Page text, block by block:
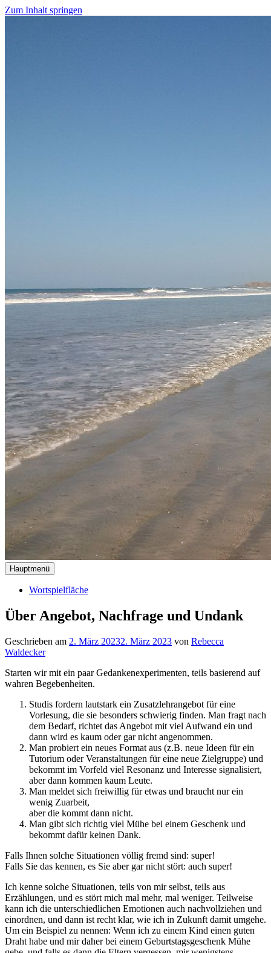
Zum Inhalt springen
Hauptmenü
Wortspielfläche
Über Angebot, Nachfrage und Undank
Geschrieben am 2. März 20232. März 2023 von Rebecca
Waldecker
Starten wir mit ein paar Gedankenexperimenten, teils basierend auf
wahren Begebenheiten.
Studis fordern lautstark ein Zusatzlehrangebot für eine
Vorlesung, die sie besonders schwierig finden. Man fragt nach
dem Bedarf, richtet das Angebot mit viel Aufwand ein und
dann wird es kaum oder gar nicht angenommen.
Man probiert ein neues Format aus (z.B. neue Ideen für ein
Tutorium oder Veranstaltungen für eine neue Zielgruppe) und
bekommt im Vorfeld viel Resonanz und Interesse signalisiert,
aber dann kommen kaum Leute.
Man meldet sich freiwillig für etwas und braucht nur ein
wenig Zuarbeit,
aber die kommt dann nicht.
Man gibt sich richtig viel Mühe bei einem Geschenk und
bekommt dafür keinen Dank.
Falls Ihnen solche Situationen völlig fremd sind: super!
Falls Sie das kennen, es Sie aber gar nicht stört: auch super!
Ich kenne solche Situationen, teils von mir selbst, teils aus
Erzählungen, und es stört mich mal mehr, mal weniger. Teilweise
kann ich die unterschiedlichen Emotionen auch nachvollziehen und
einordnen, und dann ist recht klar, wie ich in Zukunft damit umgehe.
Um ein Beispiel zu nennen: Wenn ich zu einem Kind einen guten
Draht habe und mir daher bei einem Geburtstagsgeschenk Mühe